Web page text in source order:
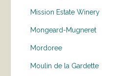
Mission Estate Winery
Mongeard-Mugneret
Mordoree
Moulin de la Gardette